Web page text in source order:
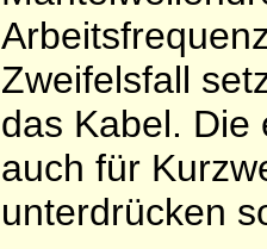
Zweifelsfall
das Kabel. Die
auch für
unterdrücken